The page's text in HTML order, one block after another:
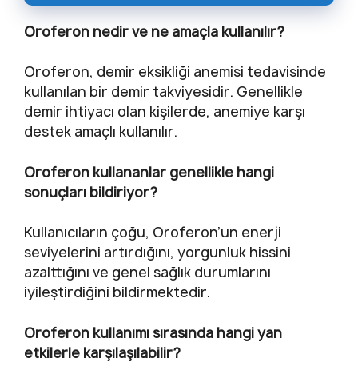
Oroferon nedir ve ne amaçla kullanılır?
Oroferon, demir eksikliği anemisi tedavisinde
kullanılan bir demir takviyesidir. Genellikle
demir ihtiyacı olan kişilerde, anemiye karşı
destek amaçlı kullanılır.
Oroferon kullananlar genellikle hangi
sonuçları bildiriyor?
Kullanıcıların çoğu, Oroferon’un enerji
seviyelerini artırdığını, yorgunluk hissini
azalttığını ve genel sağlık durumlarını
iyileştirdiğini bildirmektedir.
Oroferon kullanımı sırasında hangi yan
etkilerle karşılaşılabilir?